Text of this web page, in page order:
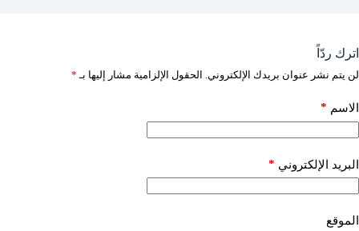
اترك ردّاً
لن يتم نشر عنوان بريدك الإلكتروني. الحقول الإلزامية مشار إليها بـ *
الاسم *
البريد الإلكتروني *
الموقع